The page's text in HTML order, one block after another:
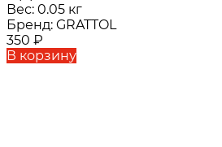
Вес: 0.05 кг
Бренд: GRATTOL
350 ₽
В корзину